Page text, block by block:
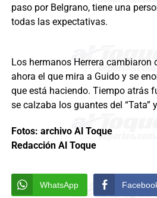
paso por Belgrano, tiene una
todas las expectativas.
Los hermanos Herrera cambiaron
ahora el que mira a Guido y se
que está haciendo. Tiempo atrás
se calzaba los guantes del “Tata”
Fotos: archivo Al Toque
Redacción Al Toque
WhatsApp